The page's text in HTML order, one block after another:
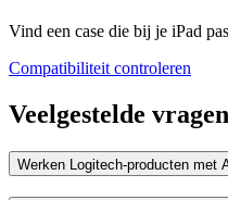
Vind een case die bij je iPad
Compatibiliteit controleren
Veelgestelde vragen
Werken Logitech-producten met